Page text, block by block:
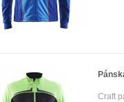
Craft